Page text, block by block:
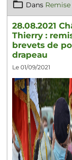
Dans
28.08.2021
Thierry :
brevets de
drapeau
Le 01/09/2021